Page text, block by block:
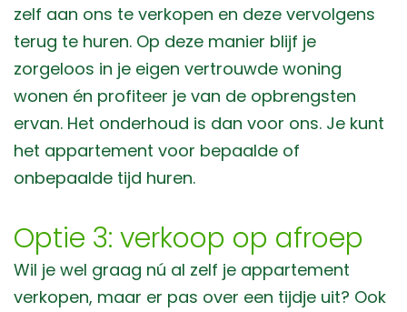
zelf aan ons te verkopen en deze vervolgens
terug te huren. Op deze manier blijf je
zorgeloos in je eigen vertrouwde woning
wonen én profiteer je van de opbrengsten
ervan. Het onderhoud is dan voor ons. Je kunt
het appartement voor bepaalde of
onbepaalde tijd huren.
Optie 3: verkoop op afroep
Wil je wel graag nú al zelf je appartement
verkopen, maar er pas over een tijdje uit? Ook